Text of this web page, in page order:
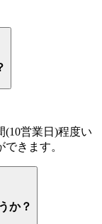
(10営業日)程度い
きます。
か？